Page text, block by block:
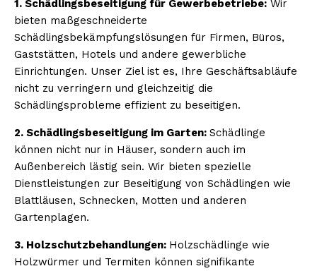
1. Schädlingsbeseitigung für Gewerbebetriebe: Wir
bieten maßgeschneiderte
Schädlingsbekämpfungslösungen für Firmen, Büros,
Gaststätten, Hotels und andere gewerbliche
Einrichtungen. Unser Ziel ist es, Ihre Geschäftsabläufe
nicht zu verringern und gleichzeitig die
Schädlingsprobleme effizient zu beseitigen.
2. Schädlingsbeseitigung im Garten: Schädlinge
können nicht nur in Häuser, sondern auch im
Außenbereich lästig sein. Wir bieten spezielle
Dienstleistungen zur Beseitigung von Schädlingen wie
Blattläusen, Schnecken, Motten und anderen
Gartenplagen.
3. Holzschutzbehandlungen: Holzschädlinge wie
Holzwürmer und Termiten können signifikante